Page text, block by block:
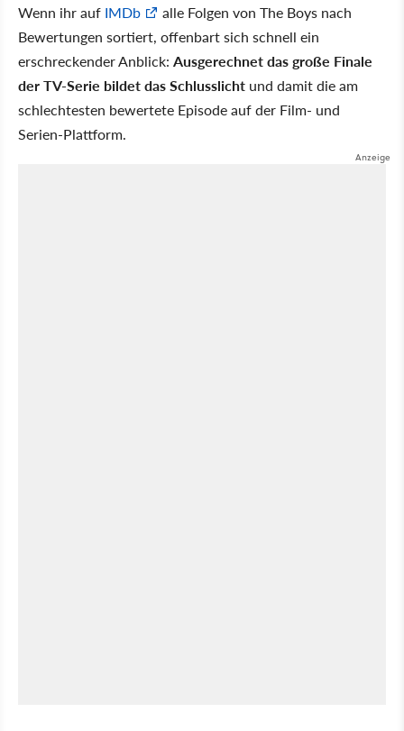
Wenn ihr auf IMDb
alle Folgen von The Boys nach
Bewertungen sortiert, offenbart sich schnell ein
erschreckender Anblick: Ausgerechnet das große Finale
der TV-Serie bildet das Schlusslicht und damit die am
schlechtesten bewertete Episode auf der Film- und
Serien-Plattform.